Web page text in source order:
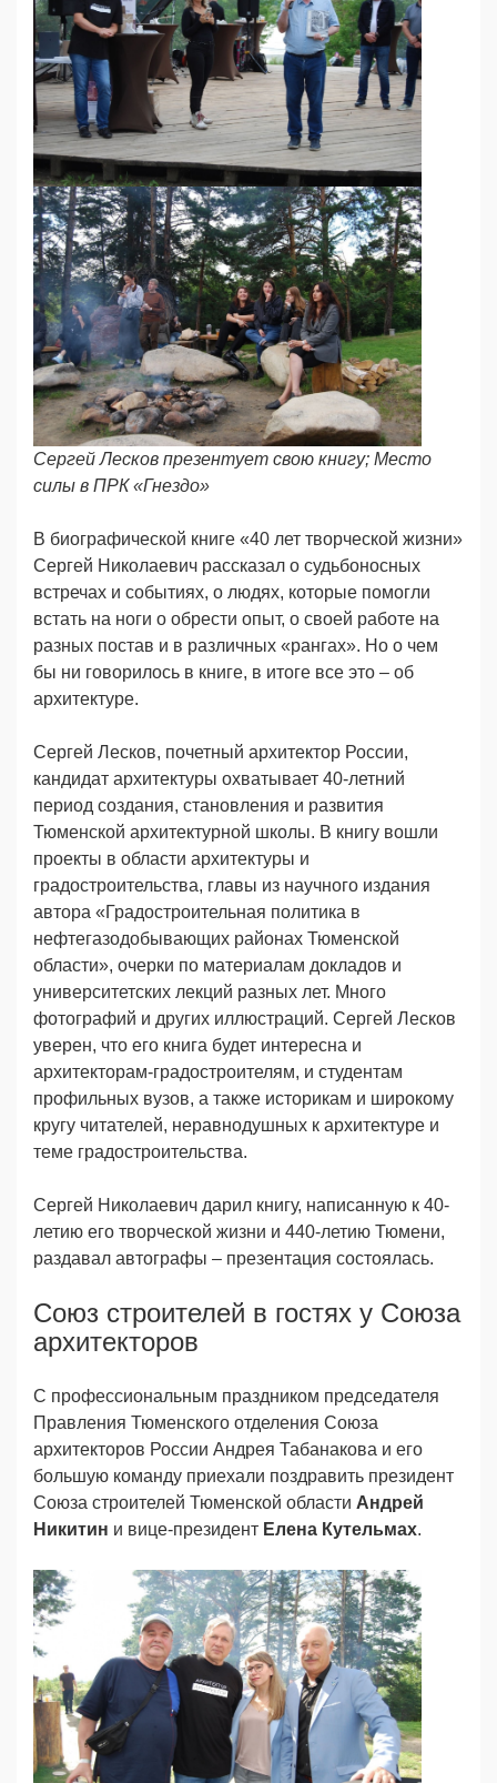
Сергей Лесков презентует свою книгу; Место
силы в ПРК «Гнездо»
В биографической книге «40 лет творческой жизни»
Сергей Николаевич рассказал о судьбоносных
встречах и событиях, о людях, которые помогли
встать на ноги о обрести опыт, о своей работе на
разных постав и в различных «рангах». Но о чем
бы ни говорилось в книге, в итоге все это – об
архитектуре.
Сергей Лесков, почетный архитектор России,
кандидат архитектуры охватывает 40-летний
период создания, становления и развития
Тюменской архитектурной школы. В книгу вошли
проекты в области архитектуры и
градостроительства, главы из научного издания
автора «Градостроительная политика в
нефтегазодобывающих районах Тюменской
области», очерки по материалам докладов и
университетских лекций разных лет. Много
фотографий и других иллюстраций. Сергей Лесков
уверен, что его книга будет интересна и
архитекторам-градостроителям, и студентам
профильных вузов, а также историкам и широкому
кругу читателей, неравнодушных к архитектуре и
теме градостроительства.
Сергей Николаевич дарил книгу, написанную к 40-
летию его творческой жизни и 440-летию Тюмени,
раздавал автографы – презентация состоялась.
Союз строителей в гостях у Союза
архитекторов
С профессиональным праздником председателя
Правления Тюменского отделения Союза
архитекторов России Андрея Табанакова и его
большую команду приехали поздравить президент
Союза строителей Тюменской области Андрей
Никитин и вице-президент Елена Кутельмах.